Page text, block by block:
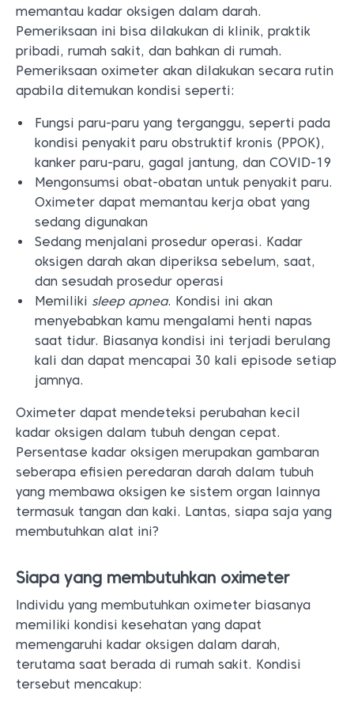
memantau kadar oksigen dalam darah.
Pemeriksaan ini bisa dilakukan di klinik, praktik
pribadi, rumah sakit, dan bahkan di rumah.
Pemeriksaan oximeter akan dilakukan secara rutin
apabila ditemukan kondisi seperti:
Fungsi paru-paru yang terganggu, seperti pada
kondisi penyakit paru obstruktif kronis (PPOK),
kanker paru-paru, gagal jantung, dan COVID-19
Mengonsumsi obat-obatan untuk penyakit paru.
Oximeter dapat memantau kerja obat yang
sedang digunakan
Sedang menjalani prosedur operasi. Kadar
oksigen darah akan diperiksa sebelum, saat,
dan sesudah prosedur operasi
Memiliki sleep apnea. Kondisi ini akan
menyebabkan kamu mengalami henti napas
saat tidur. Biasanya kondisi ini terjadi berulang
kali dan dapat mencapai 30 kali episode setiap
jamnya.
Oximeter dapat mendeteksi perubahan kecil
kadar oksigen dalam tubuh dengan cepat.
Persentase kadar oksigen merupakan gambaran
seberapa efisien peredaran darah dalam tubuh
yang membawa oksigen ke sistem organ lainnya
termasuk tangan dan kaki. Lantas, siapa saja yang
membutuhkan alat ini?
Siapa yang membutuhkan oximeter
Individu yang membutuhkan oximeter biasanya
memiliki kondisi kesehatan yang dapat
memengaruhi kadar oksigen dalam darah,
terutama saat berada di rumah sakit. Kondisi
tersebut mencakup: